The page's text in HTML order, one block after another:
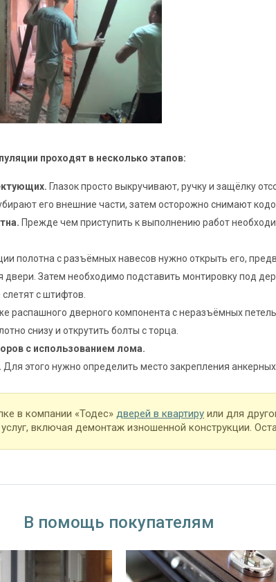
проходят в несколько этапов:
Глазок просто выкручивают, ручку и защёлку
его внешние части, затем осторожно снимают
Прежде чем приступить к выполнению работ
полотна с разъёмных навесов нужно открыть его,
двери. Затем необходимо подставить монтировку под
с штифтов.
распашного дверного компонента с неразъёмных
снизу и открутить болты с торца.
с использованием лома.
Для этого нужно определить место закрепления анкерных
в компании «Тодес» дверей в квартиру или для
включая демонтаж изношенной конструкции.
В помощь покупателям